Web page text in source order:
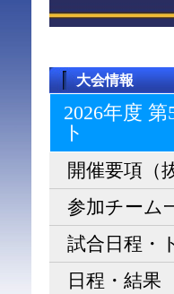
大会情報
2026年度
ト
開催要項（
参加チーム
試合日程・
日程・結果